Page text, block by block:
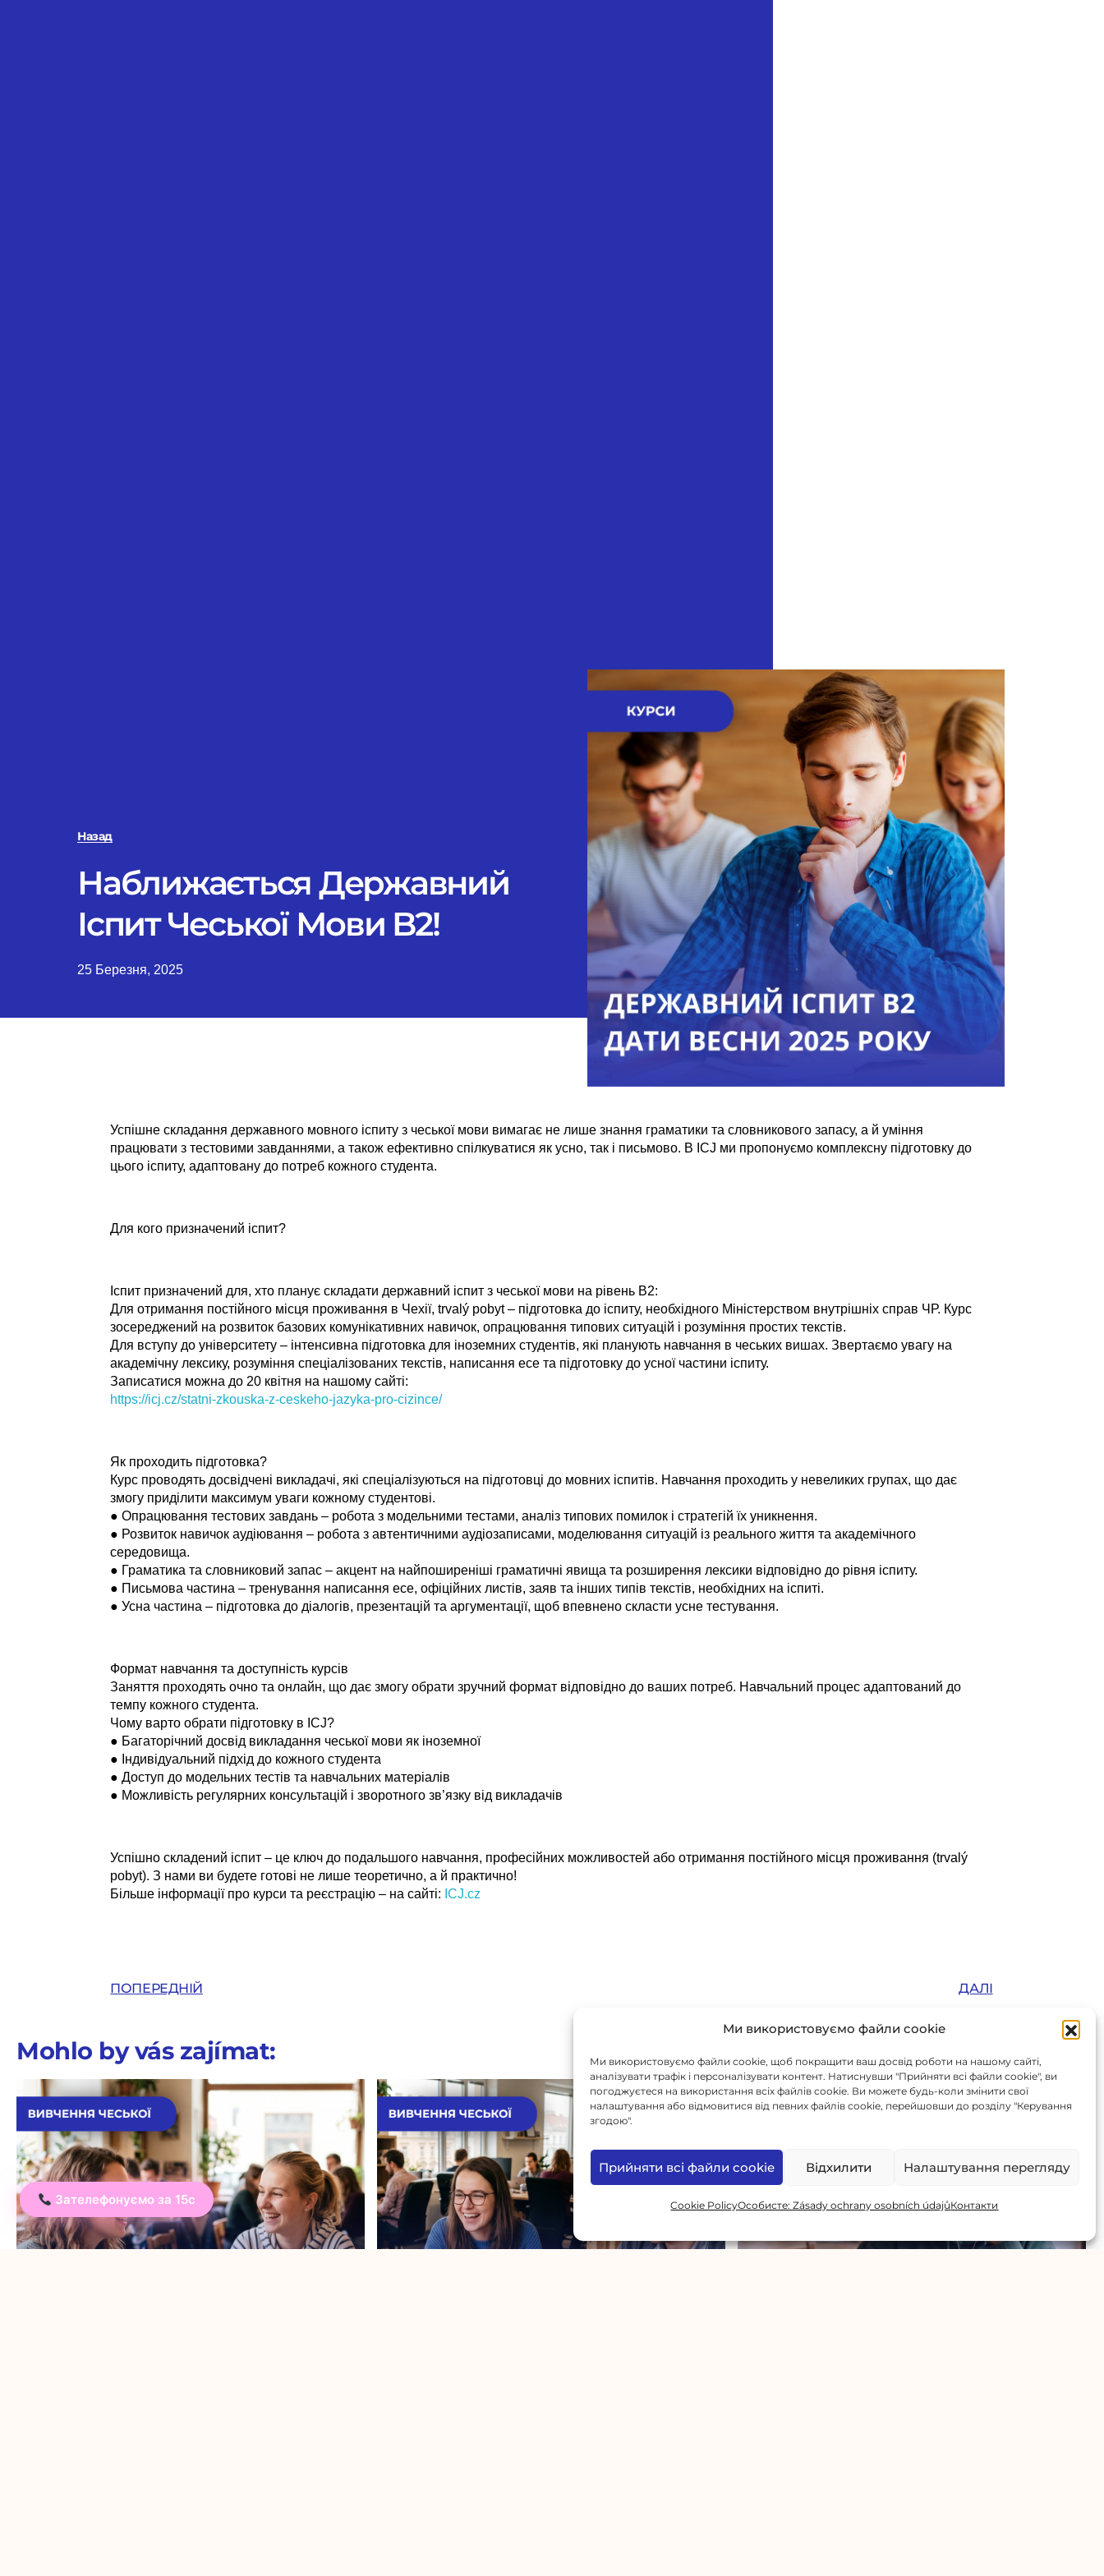
Ми використовуємо файли cookie
Ми використовуємо файли cookie, щоб покращити ваш досвід роботи на нашому сайті,
аналізувати трафік і персоналізувати контент. Натиснувши "Прийняти всі файли cookie", ви
погоджуєтеся на використання всіх файлів cookie. Ви можете будь-коли змінити свої
налаштування або відмовитися від певних файлів cookie, перейшовши до розділу "Керування
згодою".
Прийняти всі файли cookie Відхилити Налаштування перегляду
Cookie PolicyОсобисте: Zásady ochrany osobních údajůКонтакти
Зателефонуємо за 15с
Назад
Наближається Державний
Іспит Чеської Мови B2!
25 Березня, 2025
Успішне складання державного мовного іспиту з чеської мови вимагає не лише знання граматики та словникового запасу, а й уміння
працювати з тестовими завданнями, а також ефективно спілкуватися як усно, так і письмово. В ICJ ми пропонуємо комплексну підготовку до
цього іспиту, адаптовану до потреб кожного студента.
Для кого призначений іспит?
Іспит призначений для, хто планує складати державний іспит з чеської мови на рівень B2:
Для отримання постійного місця проживання в Чехії, trvalý pobyt – підготовка до іспиту, необхідного Міністерством внутрішніх справ ЧР. Курс
зосереджений на розвиток базових комунікативних навичок, опрацювання типових ситуацій і розуміння простих текстів.
Для вступу до університету – інтенсивна підготовка для іноземних студентів, які планують навчання в чеських вишах. Звертаємо увагу на
академічну лексику, розуміння спеціалізованих текстів, написання есе та підготовку до усної частини іспиту.
Записатися можна до 20 квітня на нашому сайті:
https://icj.cz/statni-zkouska-z-ceskeho-jazyka-pro-cizince/
Як проходить підготовка?
Курс проводять досвідчені викладачі, які спеціалізуються на підготовці до мовних іспитів. Навчання проходить у невеликих групах, що дає
змогу приділити максимум уваги кожному студентові.
● Опрацювання тестових завдань – робота з модельними тестами, аналіз типових помилок і стратегій їх уникнення.
● Розвиток навичок аудіювання – робота з автентичними аудіозаписами, моделювання ситуацій із реального життя та академічного
середовища.
● Граматика та словниковий запас – акцент на найпоширеніші граматичні явища та розширення лексики відповідно до рівня іспиту.
● Письмова частина – тренування написання есе, офіційних листів, заяв та інших типів текстів, необхідних на іспиті.
● Усна частина – підготовка до діалогів, презентацій та аргументації, щоб впевнено скласти усне тестування.
Формат навчання та доступність курсів
Заняття проходять очно та онлайн, що дає змогу обрати зручний формат відповідно до ваших потреб. Навчальний процес адаптований до
темпу кожного студента.
Чому варто обрати підготовку в ICJ?
● Багаторічний досвід викладання чеської мови як іноземної
● Індивідуальний підхід до кожного студента
● Доступ до модельних тестів та навчальних матеріалів
● Можливість регулярних консультацій і зворотного зв’язку від викладачів
Успішно складений іспит – це ключ до подальшого навчання, професійних можливостей або отримання постійного місця проживання (trvalý
pobyt). З нами ви будете готові не лише теоретично, а й практично!
Більше інформації про курси та реєстрацію – на сайті: ICJ.cz
ПОПЕРЕДНІЙ ДАЛІ
Mohlo by vás zajímat:
Ahoj